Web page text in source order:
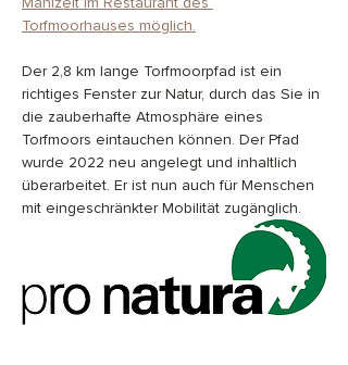
Torfmoorhauses möglich.
Der 2,8 km lange Torfmoorpfad ist ein
richtiges Fenster zur Natur, durch das Sie in
die zauberhafte Atmosphäre eines
Torfmoors eintauchen können. Der Pfad
wurde 2022 neu angelegt und inhaltlich
überarbeitet. Er ist nun auch für Menschen
mit eingeschränkter Mobilität zugänglich.